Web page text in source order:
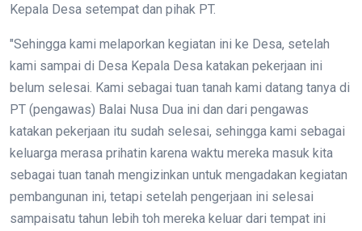
Kepala Desa setempat dan pihak PT.
"Sehingga kami melaporkan kegiatan ini ke Desa, setelah
kami sampai di Desa Kepala Desa katakan pekerjaan ini
belum selesai. Kami sebagai tuan tanah kami datang tanya di
PT (pengawas) Balai Nusa Dua ini dan dari pengawas
katakan pekerjaan itu sudah selesai, sehingga kami sebagai
keluarga merasa prihatin karena waktu mereka masuk kita
sebagai tuan tanah mengizinkan untuk mengadakan kegiatan
pembangunan ini, tetapi setelah pengerjaan ini selesai
sampaisatu tahun lebih toh mereka keluar dari tempat ini